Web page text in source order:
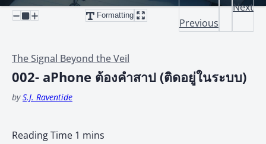
Formatting
Previous
Next
The Signal Beyond the Veil
002- aPhone ต้องคำสาป (ติดอยู่ในระบบ)
byS.J. Raventide